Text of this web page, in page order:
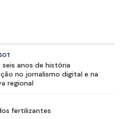
anos de história
no jornalismo digital e na
regional
fertilizantes